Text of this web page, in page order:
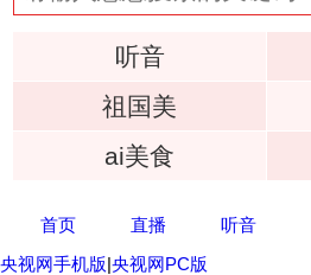
听音
祖国美
ai美食
首页 直播 听音
央视网手机版|央视网PC版